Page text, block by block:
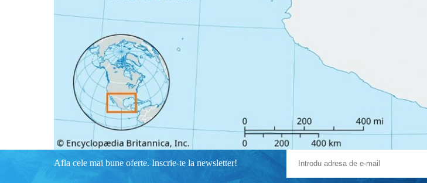
Afla cele mai bune oferte. Inscrie-te la newsletter!